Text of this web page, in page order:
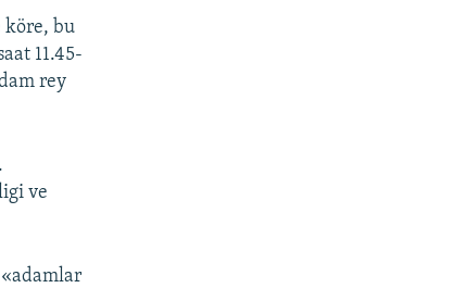
köre, bu
11.45-
rey
ve
«adamlar